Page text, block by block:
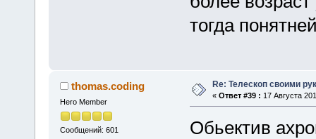
тогда
thomas.coding
Hero Member
Сообщений: 601
Re: Телескоп своими
« Ответ #39 : 17 Августа
Обьектив